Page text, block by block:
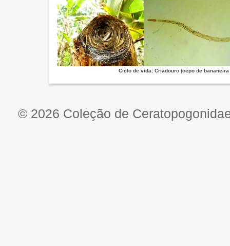
Ciclo de vida: Criadouro (cepo de
© 2026 Coleção de